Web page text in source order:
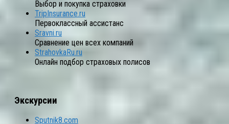
Выбор и покупка страховки
TripInsurance.ru
Первоклассный ассистанс
Sravni.ru
Сравнение цен всех компаний
StrahovkaRu.ru
Онлайн подбор страховых полисов
Экскурсии
Sputnik8.com